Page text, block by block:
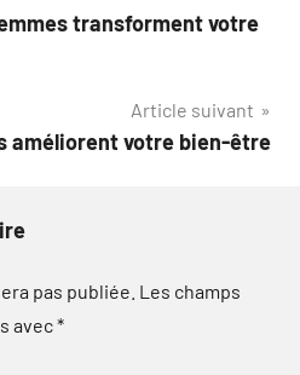
transforment votre
Article suivant
améliorent votre bien-être
pas publiée. Les champs
avec*